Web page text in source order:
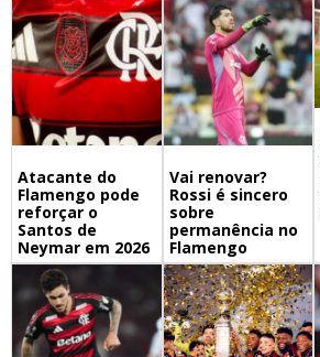
Atacante do
Flamengo pode
reforçar o
Santos de
Neymar em 2026
Vai renovar?
Rossi é sincero
sobre
permanência no
Flamengo